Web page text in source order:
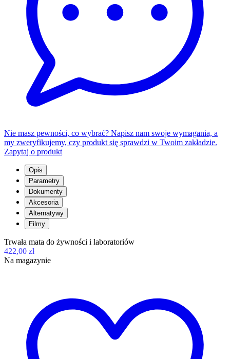
Nie masz pewności, co wybrać? Napisz nam swoje wymagania, a
my zweryfikujemy, czy produkt się sprawdzi w Twoim zakładzie.
Zapytaj o produkt
Opis
Parametry
Dokumenty
Akcesoria
Alternatywy
Filmy
Trwała mata do żywności i laboratoriów
422,00 zł
Na magazynie